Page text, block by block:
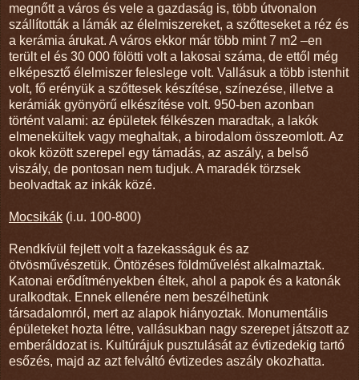
megnőtt a város és vele a gazdaság is, több útvonalon
szállították a lámák az élelmiszereket, a szőtteseket a réz és
a kerámia árukat. A város ekkor már több mint 7 m2 –en
terült el és 30 000 fölötti volt a lakosai száma, de ettől még
elképesztő élelmiszer feleslege volt. Vallásuk a több istenhit
volt, fő erényük a szőttesek készítése, színezése, illetve a
kerámiák gyönyörű elkészítése volt. 950-ben azonban
történt valami: az épületek félkészen maradtak, a lakók
elmenekültek vagy meghaltak, a birodalom összeomlott. Az
okok között szerepel egy támadás, az aszály, a belső
viszály, de pontosan nem tudjuk. A maradék törzsek
beolvadtak az inkák közé.
Mocsikák (i.u. 100-800)
Rendkívül fejlett volt a fazekasságuk és az
ötvösművészetük. Öntözéses földművelést alkalmaztak.
Katonai erődítményekben éltek, ahol a papok és a katonák
uralkodtak. Ennek ellenére nem beszélhetünk
társadalomról, mert az alapok hiányoztak. Monumentális
épületeket hozta létre, vallásukban nagy szerepet játszott az
emberáldozat is. Kultúrájuk pusztulását az évtizedekig tartó
esőzés, majd az azt felváltó évtizedes aszály okozhatta.